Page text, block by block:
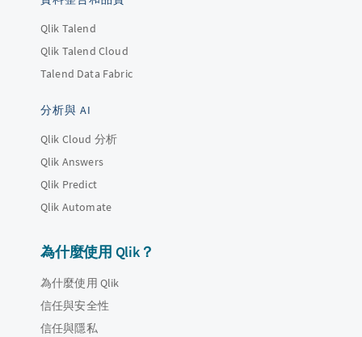
Qlik Talend
Qlik Talend Cloud
Talend Data Fabric
分析與 AI
Qlik Cloud 分析
Qlik Answers
Qlik Predict
Qlik Automate
為什麼使用 Qlik？
為什麼使用 Qlik
信任與安全性
信任與隱私